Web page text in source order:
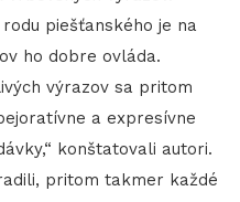
piešťanského je na
ho dobre ovláda.
výrazov sa pritom
a expresívne
konštatovali autori.
pritom takmer každé